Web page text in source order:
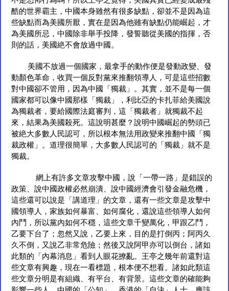
酷的世界霸主，中國本身雖然有很多缺點，卻並不是因為這
些缺點而為美國所厭，實在是因為他雖有缺點仍能崛起，才
為美國所忌，中國除非舉手投降，發誓聽從美國的指揮，否
則的話，美國絶不會放過中國。
美國不放過一個國家，最拿手的動作便是發動政變、發
動顏色革命，收買一個反對黨來推翻領導人，可是這些招數
對中國卻不管用，因為中國「獨裁」。其實，並不是每一個
國家都可以像中國那樣「獨裁」，利比亞的卡扎菲給美國說
為獨裁者，要給國際法庭審判，這「獨裁者」就獨裁不起
來，結果為美國殺死。這說明甚麼？說明中國崛起的勢頭已
被絶大多數人民認可，所以根本無法用政變來推翻中國「獨
裁政權」。道理很簡單，大多數人民認可的「獨裁」就不是
獨裁。
網上有許多文章攻擊中國，說「一帶一路」是錯誤的
政策、說中國政權必然崩潰、說中國經濟會引發金融危機，
這些還可以說是「講道理」的文章，還有一些文章是攻擊中
國領導人，家族如何暴富、如何腐化，還說這些領導人如何
內鬥，所以黨內如何不穩，這些文章千變萬化，甲跟乙鬥，
乙要下台了；忽然又說，乙要上來，目的是打倒丙；阿丙久
久不倒，又說乙非常危險；然後又說阿甲亦可以倒台，諸如
此類的「內幕消息」看到人眼花撩亂。王亭之幾年前還對這
些文章有興趣，現在一看標題，根本便不想看。諸如此類這
些文章分明是有組織、有平台、有背景。這些文章的確能夠